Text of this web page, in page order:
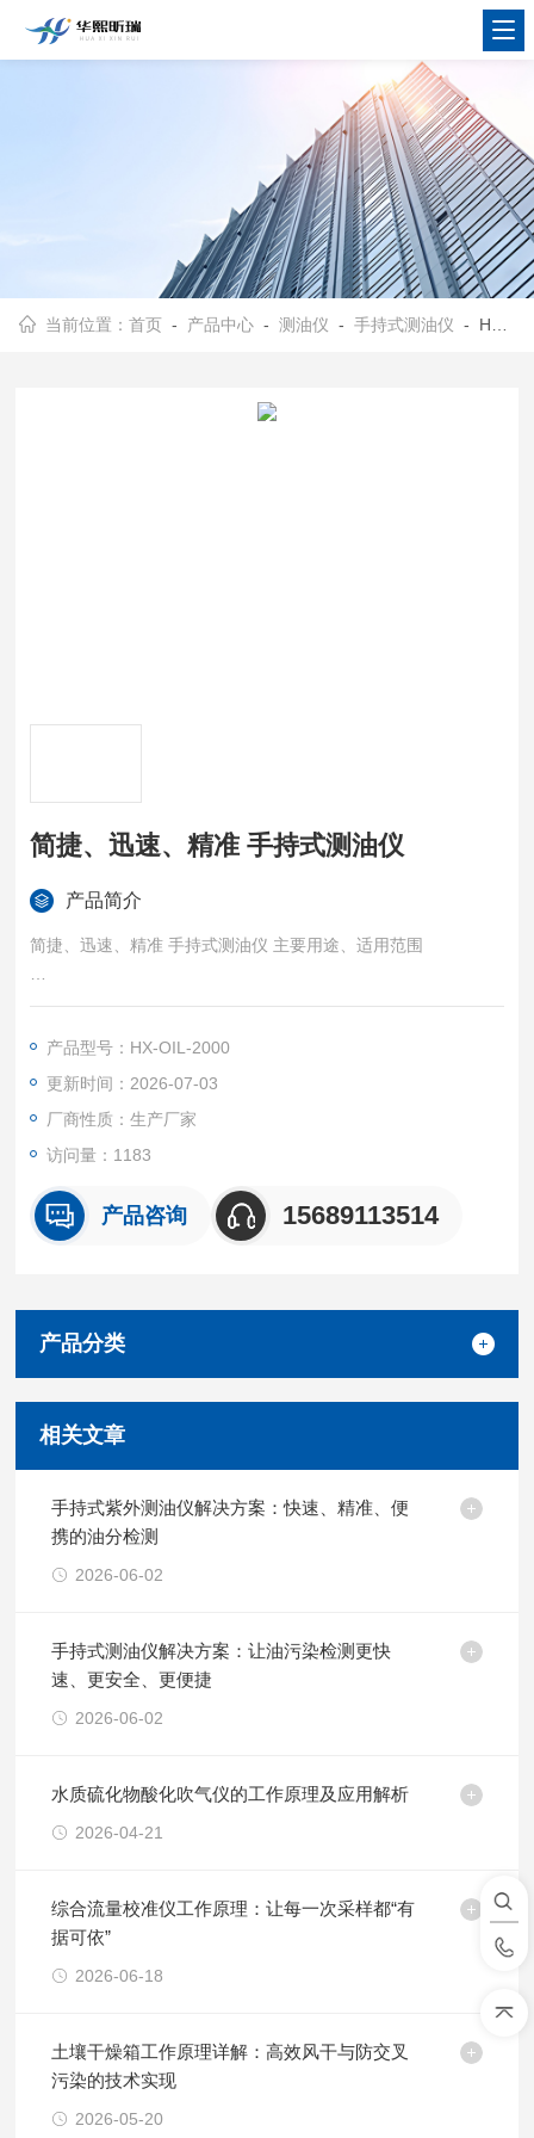
当前位置：首页 - 产品中心 -测油仪 -手持式测油仪 - HX-OIL-2000简捷、迅速、精准 手持式测油仪
简捷、迅速、精准 手持式测油仪
产品简介
简捷、迅速、精准 手持式测油仪 主要用途、适用范围
l 海洋、渔业监测
l 环境监测
l 石油环保、油井、油田
l 工厂冷却循环水
产品型号：HX-OIL-2000
更新时间：2026-07-03
厂商性质：生产厂家
访问量：1183
产品咨询 15689113514
产品分类
相关文章
手持式紫外测油仪解决方案：快速、精准、便
携的油分检测
2026-06-02
手持式测油仪解决方案：让油污染检测更快
速、更安全、更便捷
2026-06-02
水质硫化物酸化吹气仪的工作原理及应用解析
2026-04-21
综合流量校准仪工作原理：让每一次采样都“有
据可依”
2026-06-18
土壤干燥箱工作原理详解：高效风干与防交叉
污染的技术实现
2026-05-20